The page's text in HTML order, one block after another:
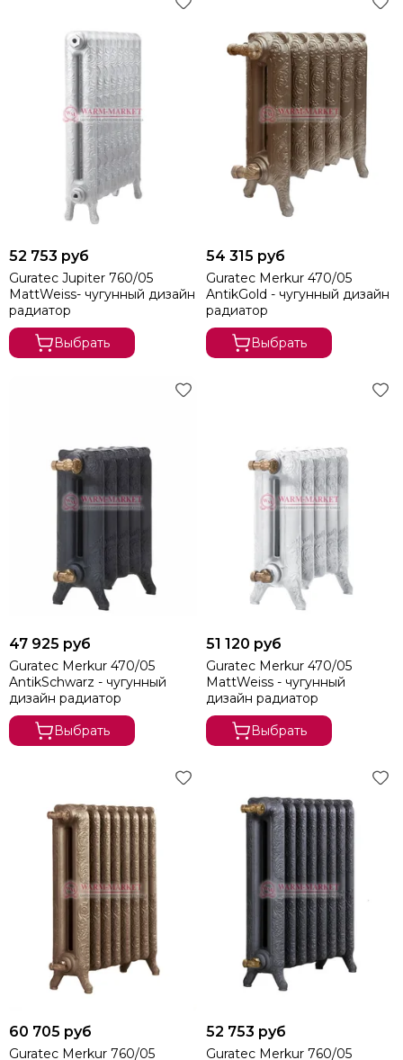
52 753 руб
Guratec Jupiter 760/05
MattWeiss- чугунный дизайн
радиатор
Выбрать
54 315 руб
Guratec Merkur 470/05
AntikGold - чугунный дизайн
радиатор
Выбрать
47 925 руб
Guratec Merkur 470/05
AntikSchwarz - чугунный
дизайн радиатор
Выбрать
51 120 руб
Guratec Merkur 470/05
MattWeiss - чугунный
дизайн радиатор
Выбрать
60 705 руб
Guratec Merkur 760/05
52 753 руб
Guratec Merkur 760/05